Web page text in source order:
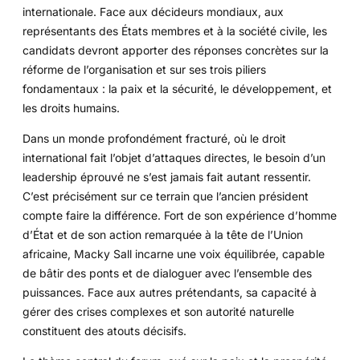
internationale. Face aux décideurs mondiaux, aux
représentants des États membres et à la société civile, les
candidats devront apporter des réponses concrètes sur la
réforme de l’organisation et sur ses trois piliers
fondamentaux : la paix et la sécurité, le développement, et
les droits humains.
Dans un monde profondément fracturé, où le droit
international fait l’objet d’attaques directes, le besoin d’un
leadership éprouvé ne s’est jamais fait autant ressentir.
C’est précisément sur ce terrain que l’ancien président
compte faire la différence. Fort de son expérience d’homme
d’État et de son action remarquée à la tête de l’Union
africaine, Macky Sall incarne une voix équilibrée, capable
de bâtir des ponts et de dialoguer avec l’ensemble des
puissances. Face aux autres prétendants, sa capacité à
gérer des crises complexes et son autorité naturelle
constituent des atouts décisifs.